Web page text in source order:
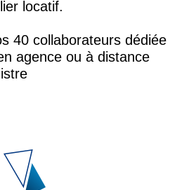
locatif.
40 collaborateurs dédiée
agence ou à distance